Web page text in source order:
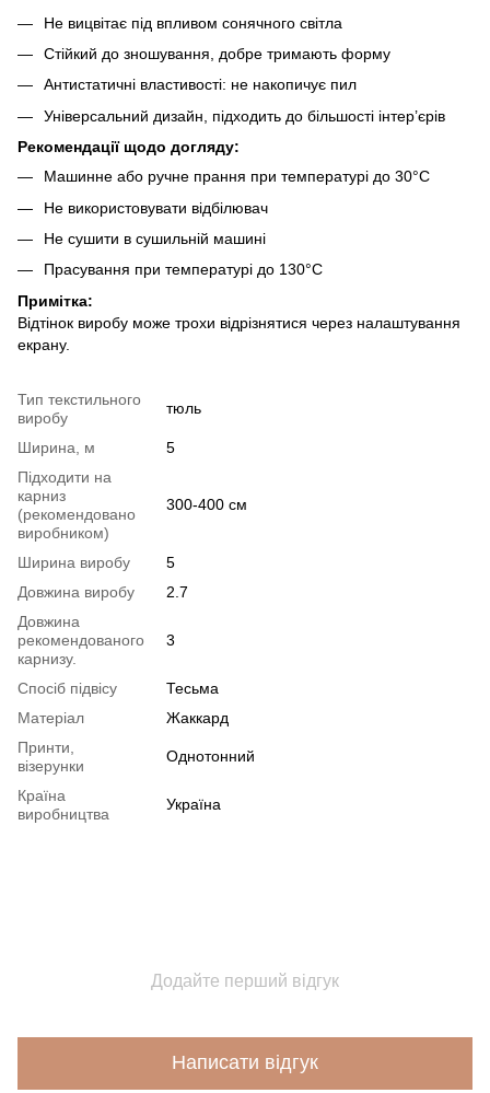
Не вицвітає під впливом сонячного світла
Стійкий до зношування, добре тримають форму
Антистатичні властивості: не накопичує пил
Універсальний дизайн, підходить до більшості інтер’єрів
Рекомендації щодо догляду:
Машинне або ручне прання при температурі до 30°C
Не використовувати відбілювач
Не сушити в сушильній машині
Прасування при температурі до 130°C
Примітка:
Відтінок виробу може трохи відрізнятися через налаштування
екрану.
Тип текстильного
виробу
тюль
Ширина, м
5
Підходити на
карниз
(рекомендовано
виробником)
300-400 см
Ширина виробу
5
Довжина виробу
2.7
Довжина
рекомендованого
карнизу.
3
Спосіб підвісу
Тесьма
Матеріал
Жаккард
Принти,
візерунки
Однотонний
Країна
виробництва
Україна
Додайте перший відгук
Написати відгук